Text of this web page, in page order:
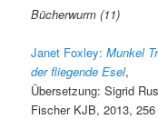
Bücherwurm (11)
Janet Foxley:Munkel
der fliegende Esel,
Übersetzung: Sigrid
Fischer KJB, 2013,